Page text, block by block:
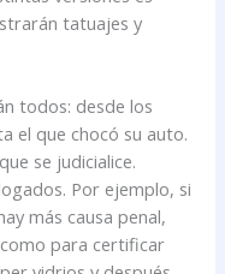
tatuajes y
todos: desde los
el que chocó su auto.
se judicialice.
Por ejemplo, si
más causa penal,
para certificar